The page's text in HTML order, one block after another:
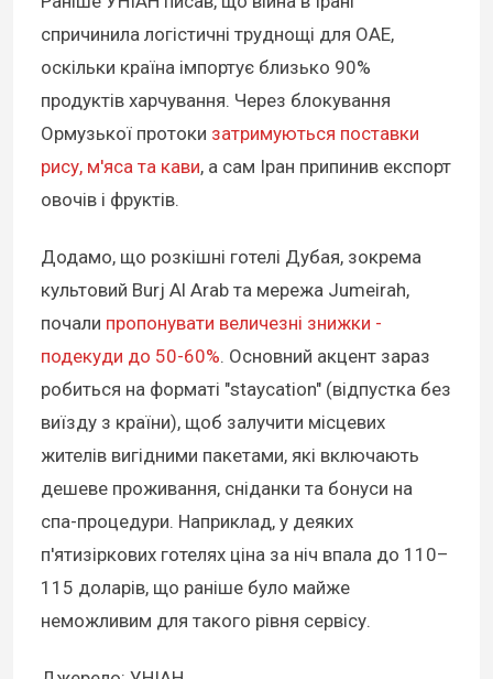
спричинила логістичні труднощі для ОАЕ,
оскільки країна імпортує близько 90%
продуктів харчування. Через блокування
Ормузької протоки затримуються поставки
рису, м'яса та кави, а сам Іран припинив експорт
овочів і фруктів.
Додамо, що розкішні готелі Дубая, зокрема
культовий Burj Al Arab та мережа Jumeirah,
почали пропонувати величезні знижки -
подекуди до 50-60%. Основний акцент зараз
робиться на форматі "staycation" (відпустка без
виїзду з країни), щоб залучити місцевих
жителів вигідними пакетами, які включають
дешеве проживання, сніданки та бонуси на
спа-процедури. Наприклад, у деяких
п'ятизіркових готелях ціна за ніч впала до 110–
115 доларів, що раніше було майже
неможливим для такого рівня сервісу.